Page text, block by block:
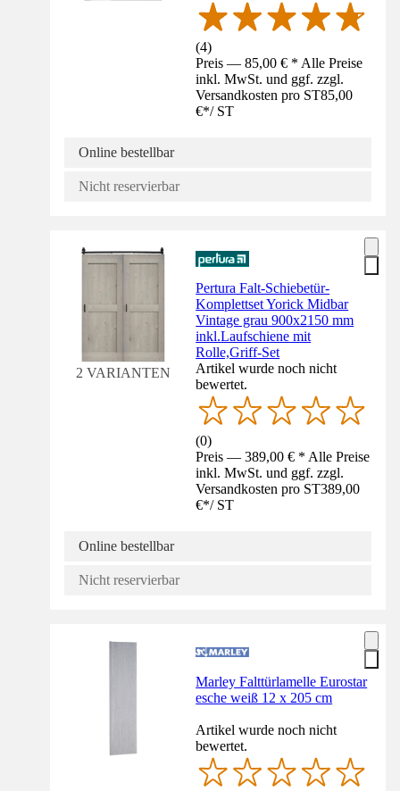
(4)
Preis — 85,00 € * Alle Preise
inkl. MwSt. und ggf. zzgl.
Versandkosten pro ST85,00
€*/ ST
Online bestellbar
Nicht reservierbar
2 VARIANTEN
Pertura Falt-Schiebetür-
Komplettset Yorick Midbar
Vintage grau 900x2150 mm
inkl.Laufschiene mit
Rolle,Griff-Set
Artikel wurde noch nicht
bewertet.
(0)
Preis — 389,00 € * Alle Preise
inkl. MwSt. und ggf. zzgl.
Versandkosten pro ST389,00
€*/ ST
Online bestellbar
Nicht reservierbar
Marley Falttürlamelle Eurostar
esche weiß 12 x 205 cm
Artikel wurde noch nicht
bewertet.